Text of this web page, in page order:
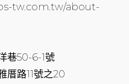
tw.com.tw/about-
巷50-6-1號
厝路11號之20